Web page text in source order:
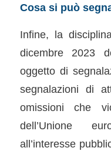
Cosa si può
Infine, la
dicembre 2023
oggetto di
segnalazioni di
omissioni che
dell’Unione
all’interesse